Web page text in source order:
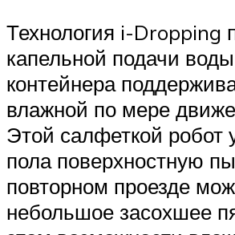
Технология i-Dropping
капельной подачи
контейнера
влажной по мере
Этой салфеткой робот
пола поверхностную
повторном проезде
небольшое засохшее